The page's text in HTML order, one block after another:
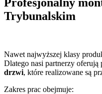
Trybunalskim
Nawet najwyższej klasy
Dlatego nasi partnerzy oferują
drzwi, które realizowane są
Zakres prac obejmuje: